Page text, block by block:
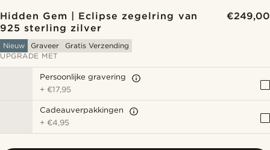
Hidden Gem | Eclipse zegelring van
925 sterling zilver
€249,00
Nieuw Graveer
Gratis Verzending
UPGRADE MET
Persoonlijke gravering
+€17,95
Cadeauverpakkingen
+€4,95